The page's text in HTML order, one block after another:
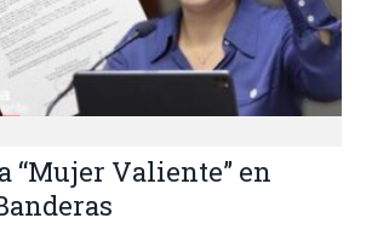
“Mujer Valiente” en